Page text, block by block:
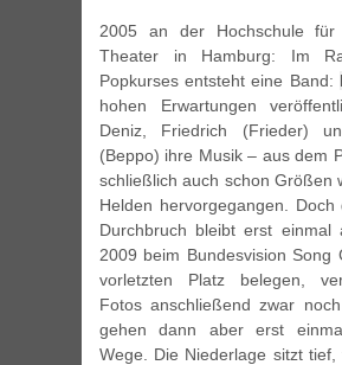
2005 an der Hochschule für
Theater in Hamburg: Im
Popkurses entsteht eine Band:
hohen Erwartungen
Deniz, Friedrich (Frieder)
(Beppo) ihre Musik – aus dem
schließlich auch schon Größen
Helden hervorgegangen. Doch
Durchbruch bleibt erst einmal
2009 beim Bundesvision Song
vorletzten Platz belegen,
Fotos anschließend zwar
gehen dann aber erst
Wege. Die Niederlage sitzt tief,